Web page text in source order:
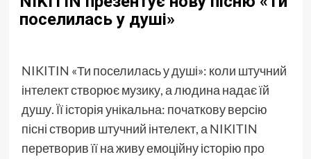
поселилась у душі»
NIKITIN «Ти поселилась у душі»: коли штучний
інтелект створює музику, а людина надає їй
душу. Її історія унікальна: початкову версію
пісні створив штучний інтелект, а NIKITIN
перетворив її на живу емоційну історію про